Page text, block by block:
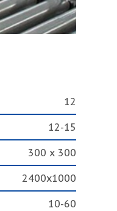
12
12-15
300 x 300
2400x1000
10-60